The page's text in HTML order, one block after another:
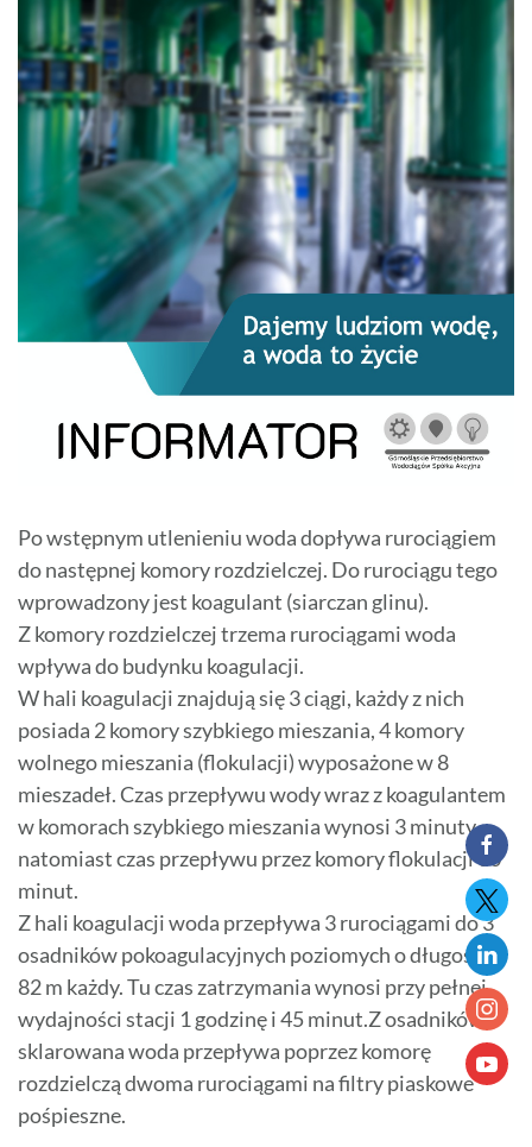
Po wstępnym utlenieniu woda dopływa rurociągiem
do następnej komory rozdzielczej. Do rurociągu tego
wprowadzony jest koagulant (siarczan glinu).
Z komory rozdzielczej trzema rurociągami woda
wpływa do budynku koagulacji.
W hali koagulacji znajdują się 3 ciągi, każdy z nich
posiada 2 komory szybkiego mieszania, 4 komory
wolnego mieszania (flokulacji) wyposażone w 8
mieszadeł. Czas przepływu wody wraz z koagulantem
w komorach szybkiego mieszania wynosi 3 minuty,
natomiast czas przepływu przez komory flokulacji 30
minut.
Z hali koagulacji woda przepływa 3 rurociągami do 3
osadników pokoagulacyjnych poziomych o długości
82 m każdy. Tu czas zatrzymania wynosi przy pełnej
wydajności stacji 1 godzinę i 45 minut.Z osadników
sklarowana woda przepływa poprzez komorę
rozdzielczą dwoma rurociągami na filtry piaskowe
pośpieszne.